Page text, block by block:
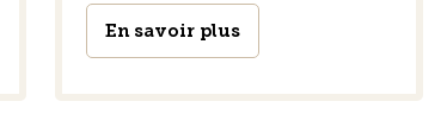
En savoir plus